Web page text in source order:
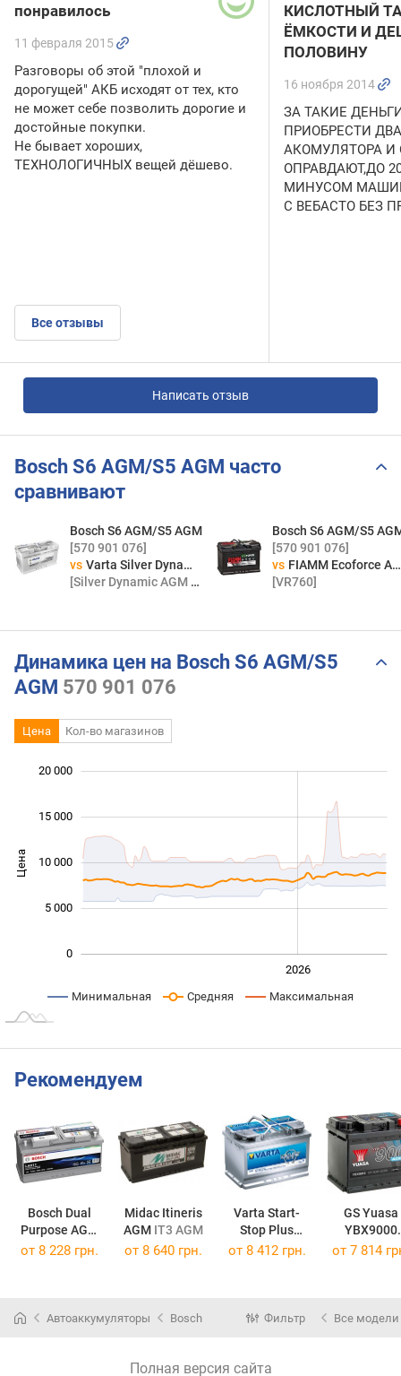
понравилось
11 февраля 2015
Разговоры об этой "плохой и
дорогущей" АКБ исходят от тех, кто
не может себе позволить дорогие и
достойные покупки.
Не бывает хороших,
ТЕХНОЛОГИЧНЫХ вещей дёшево.
Все отзывы
КИСЛОТНЫЙ
ЁМКОСТИ И
ПОЛОВИНУ
16 ноября 2014
ЗА ТАКИЕ
ПРИОБРЕСТИ
АКОМУЛЯТОРА И
ОПРАВДАЮТ,ДО
МИНУСОМ
С ВЕБАСТО БЕЗ
Написать отзыв
Bosch S6 AGM/S5 AGM часто
сравнивают
Bosch S6 AGM/S5 AGM
[570 901 076]
vs Varta Silver Dynamic AGM
[Silver Dynamic AGM 50R]
Bosch S6 AGM/S5
[570 901 076]
vs FIAMM Ecoforce AGM
[VR760]
Динамика цен на Bosch S6 AGM/S5
AGM 570 901 076
Цена Кол-во магазинов
Цена 10 000
0
5 000
10 000
15 000
20 000
2026
Минимальная Средняя Максимальная
Рекомендуем
Bosch Dual
Purpose AGM
Dual Purpose AGM 70R
Midac Itineris
AGM IT3 AGM
Varta Start-
Stop Plus
Start-Stop Plus 70R
GS Yuasa
YBX9000
YBX9096
от 8 228 грн. от 8 640 грн. от 8 412 грн. от 7 814
Автоаккумуляторы Bosch Фильтр Все модели
Полная версия сайта